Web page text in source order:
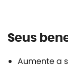
Seus
Aumente a